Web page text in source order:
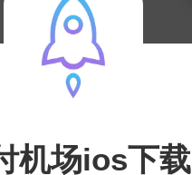
机场ios下载